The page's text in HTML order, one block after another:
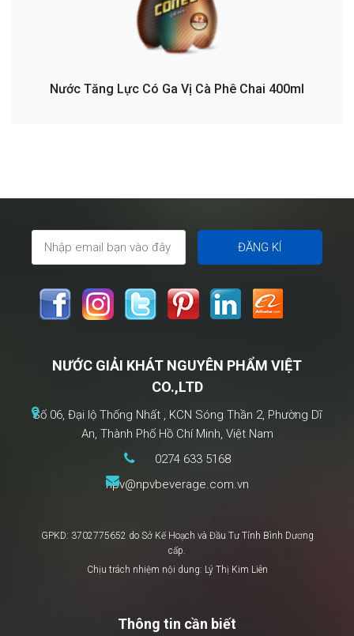
Nước Tăng Lực Có Ga Vị Cà Phê Chai 400ml
NƯỚC GIẢI KHÁT NGUYÊN PHẨM VIỆT
CO.,LTD
Số 06, Đại lộ Thống Nhất , KCN Sóng Thần 2, Phường Dĩ
An, Thành Phố Hồ Chí Minh, Việt Nam
0274 633 5168
npv@npvbeverage.com.vn
GPKD: 3702775652 do Sở Kế Hoạch và Đầu Tư Tỉnh Bình Dương
cấp.
Chịu trách nhiệm nội dung: Lý Thị Kim Liên
Thông tin cần biết